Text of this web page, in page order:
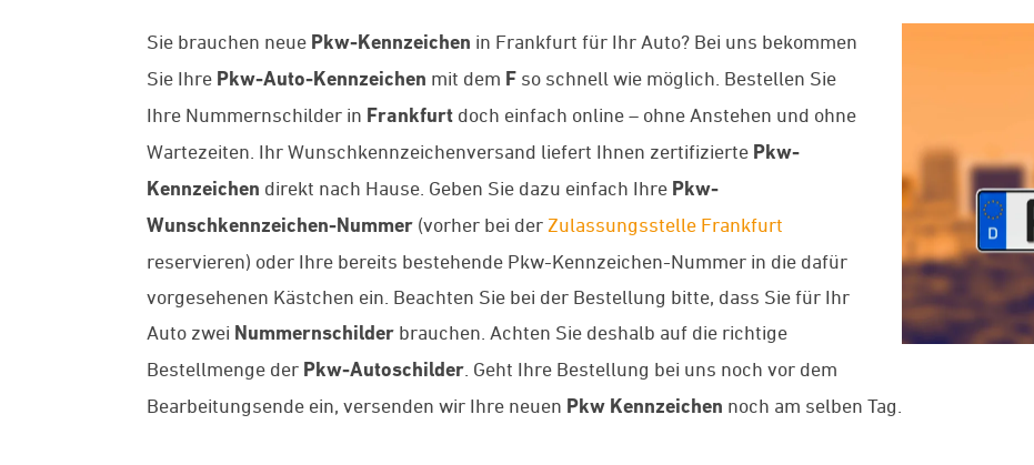
Sie brauchen neue Pkw-Kennzeichen in Frankfurt für Ihr Auto? Bei uns bekommen
Sie Ihre Pkw-Auto-Kennzeichen mit dem F so schnell wie möglich. Bestellen Sie
Ihre Nummernschilder in Frankfurt doch einfach online – ohne Anstehen und ohne
Wartezeiten. Ihr Wunschkennzeichenversand liefert Ihnen zertifizierte Pkw-
Kennzeichen direkt nach Hause. Geben Sie dazu einfach Ihre Pkw-
Wunschkennzeichen-Nummer (vorher bei der Zulassungsstelle Frankfurt
reservieren) oder Ihre bereits bestehende Pkw-Kennzeichen-Nummer in die dafür
vorgesehenen Kästchen ein. Beachten Sie bei der Bestellung bitte, dass Sie für Ihr
Auto zwei Nummernschilder brauchen. Achten Sie deshalb auf die richtige
Bestellmenge der Pkw-Autoschilder . Geht Ihre Bestellung bei uns noch vor dem
Bearbeitungsende ein, versenden wir Ihre neuen Pkw Kennzeichen noch am selben Tag.